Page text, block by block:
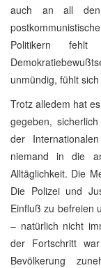
auch an all den
Politikern fehlt
unmündig, fühlt
Trotz alledem hat
gegeben,
der
niemand in die
Alltäglichkeit. Die
Die Polizei und
Einfluß zu befreien
– natürlich nicht
der Fortschritt
Bevölkerung